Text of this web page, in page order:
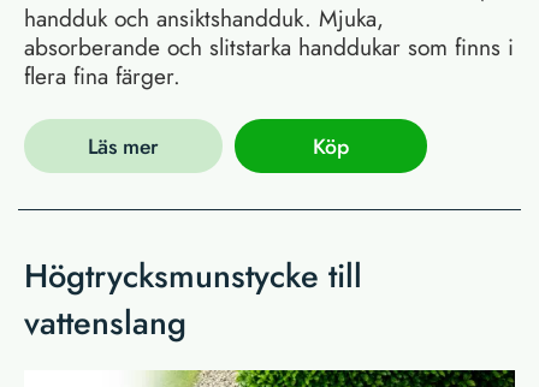
handduk och ansiktshandduk. Mjuka,
absorberande och slitstarka handdukar som finns i
flera fina färger.
Läs mer Köp
Högtrycksmunstycke till
vattenslang